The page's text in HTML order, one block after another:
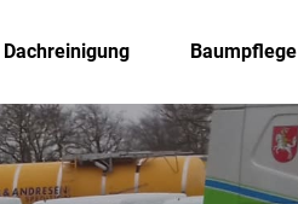
Dachreinigung Baumpflege